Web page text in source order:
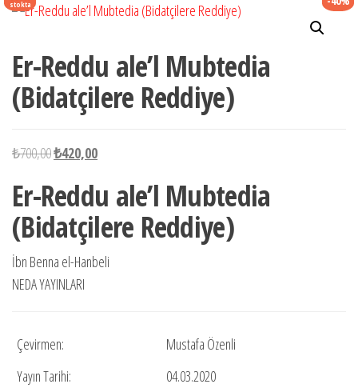
stokta
Er-Reddu ale’l Mubtedia
(Bidatçilere Reddiye)
₺700,00Orijinal
₺700,00.
₺420,00Şu
fiyat:
₺420,00.
Er-Reddu ale’l Mubtedia
(Bidatçilere Reddiye)
İbn Benna el-Hanbeli
NEDA YAYINLARI
Çevirmen:
Mustafa Özenli
Yayın Tarihi:
04.03.2020